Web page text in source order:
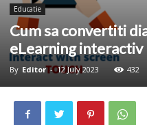
Educatie
Cum sa convertiti
eLearning interactiv
By Editor - 12 July 2023 432